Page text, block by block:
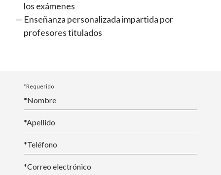
los exámenes
Enseñanza personalizada impartida por
profesores titulados
*Requerido
*Nombre
*Apellido
*Teléfono
*Correo electrónico